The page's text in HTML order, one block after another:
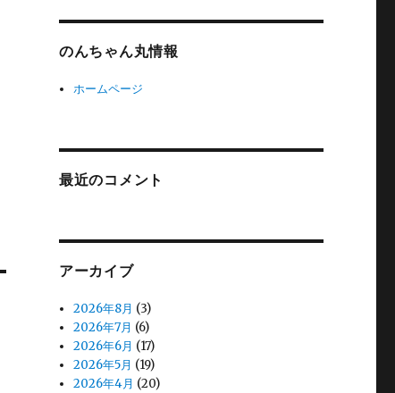
のんちゃん丸情報
ホームページ
最近のコメント
アーカイブ
2026年8月 (3)
2026年7月 (6)
2026年6月 (17)
2026年5月 (19)
2026年4月 (20)